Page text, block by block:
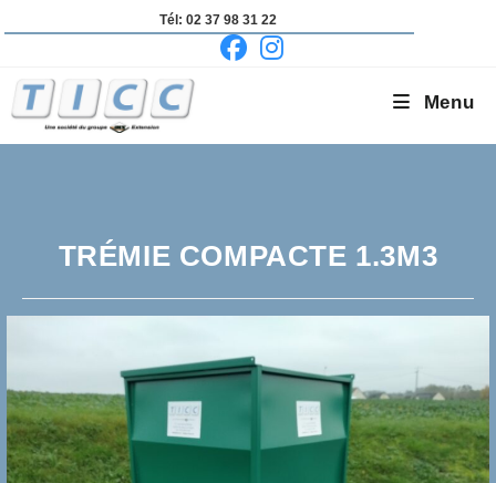
to
Tél: 02 37 98 31 22
Menu
TRÉMIE COMPACTE 1.3M3